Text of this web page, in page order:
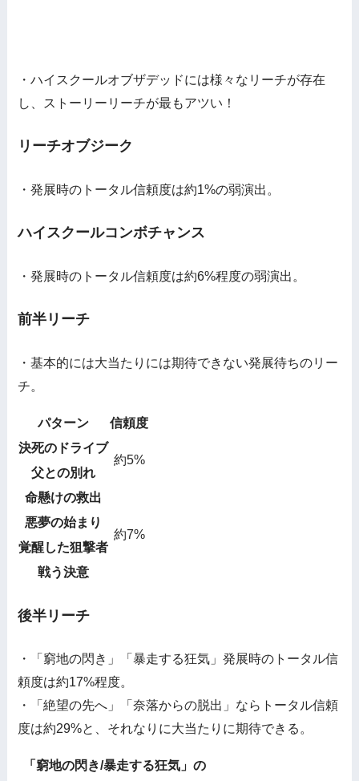
・ハイスクールオブザデッドには様々なリーチが存在
し、ストーリーリーチが最もアツい！
リーチオブジーク
・発展時のトータル信頼度は約1%の弱演出。
ハイスクールコンボチャンス
・発展時のトータル信頼度は約6%程度の弱演出。
前半リーチ
・基本的には大当たりには期待できない発展待ちのリー
チ。
パターン
信頼度
決死のドライブ
約5%
父との別れ
命懸けの救出
約7%
悪夢の始まり
覚醒した狙撃者
戦う決意
後半リーチ
・「窮地の閃き」「暴走する狂気」発展時のトータル信
頼度は約17%程度。
・「絶望の先へ」「奈落からの脱出」ならトータル信頼
度は約29%と、それなりに大当たりに期待できる。
「窮地の閃き/暴走する狂気」の